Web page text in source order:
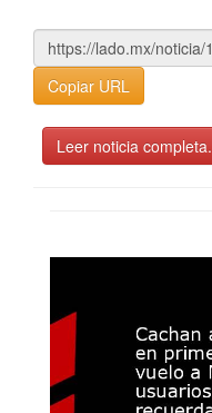
Copiar URL
Leer noticia completa.